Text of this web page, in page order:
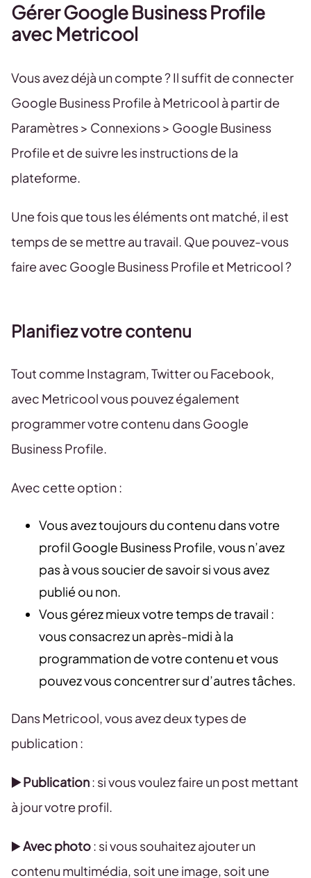
Gérer Google Business Profile
avec Metricool
Vous avez déjà un compte ? Il suffit de connecter
Google Business Profile à Metricool à partir de
Paramètres > Connexions > Google Business
Profile et de suivre les instructions de la
plateforme.
Une fois que tous les éléments ont matché, il est
temps de se mettre au travail. Que pouvez-vous
faire avec Google Business Profile et Metricool ?
Planifiez votre contenu
Tout comme Instagram, Twitter ou Facebook,
avec Metricool vous pouvez également
programmer votre contenu dans Google
Business Profile.
Avec cette option :
Vous avez toujours du contenu dans votre
profil Google Business Profile, vous n’avez
pas à vous soucier de savoir si vous avez
publié ou non.
Vous gérez mieux votre temps de travail :
vous consacrez un après-midi à la
programmation de votre contenu et vous
pouvez vous concentrer sur d’autres tâches.
Dans Metricool, vous avez deux types de
publication :
▶️ Publication: si vous voulez faire un post mettant
à jour votre profil.
▶️Avec photo: si vous souhaitez ajouter un
contenu multimédia, soit une image, soit une